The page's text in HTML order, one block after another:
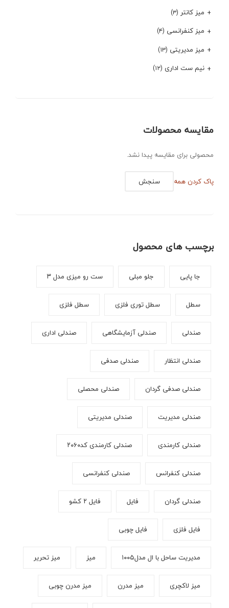
میز کانتر (۳)
میز کنفرانسی (۴)
میز مدیریتی (۱۳)
نیم ست اداری (۱۲)
مقایسه محصولات
محصولی برای مقایسه پیدا نشد.
پاک کردن همه سنجش
برچسب های محصول
جا پایی جلو مبلی ست رو میزی مدل ۳
سطل سطل توری فلزی سطل فلزی
صندلی صندلی آزمایشگاهی صندلی اداری
صندلی انتظار صندلی صدفی
صندلی صدفی گردان صندلی محصلی
صندلی مدیریت صندلی مدیریتی
صندلی کارمندی صندلی کارمندی کد۲۰۶۰
صندلی کنفرانس صندلی کنفرانسی
صندلی گردان فایل فایل ۲ کشو
فایل فلزی فایل چوبی
مدیریت ساحل با ال مدل۱۰۰۵ میز میز تحریر
میز لاکچری میز مدرن میز مدرن چوبی